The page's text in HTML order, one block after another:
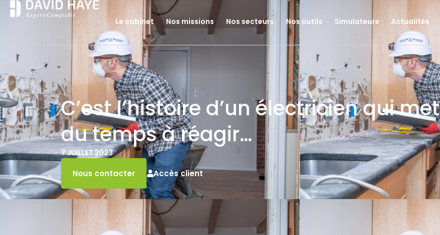
Le cabinet Nos missions Nos secteurs Nos outils Simulateurs Actualités
C’est l’histoire d’un électricien qui met
du temps à réagir…
7 JUILLET 2023
Nous contacter Accès client